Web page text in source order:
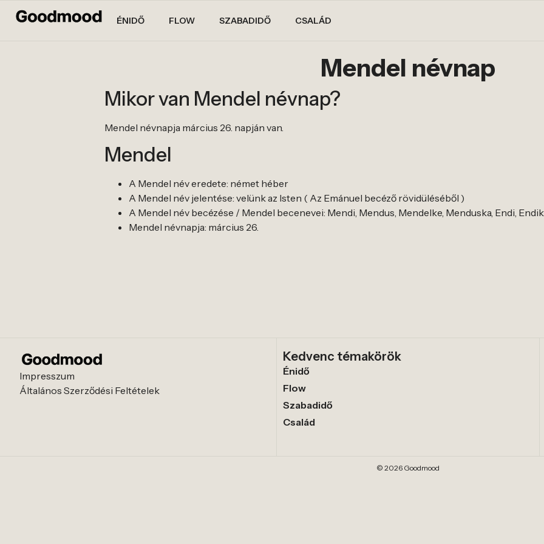
ÉNIDŐ FLOW SZABADIDŐ CSALÁD
Mendel névnap
Mikor van Mendel névnap?
Mendel névnapja március 26. napján van.
Mendel
A Mendel név eredete: német héber
A Mendel név jelentése: velünk az Isten ( Az Emánuel becéző rövidüléséből )
A Mendel név becézése / Mendel becenevei: Mendi, Mendus, Mendelke, Menduska, Endi,
Mendel névnapja: március 26.
Impresszum
Általános Szerződési Feltételek
Kedvenc témakörök
Énidő
Flow
Szabadidő
Család
© 2026 Goodmood